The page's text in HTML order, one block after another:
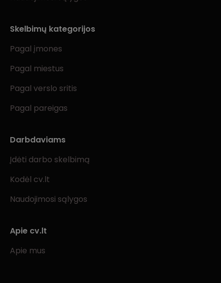
Skelbimų kategorijos
Pagal įmones
Pagal miestus
Pagal verslo sritis
Pagal pareigas
Darbdaviams
Įdėti darbo skelbimą
Kodėl cv.lt
Naudojimosi sąlygos
Apie cv.lt
Apie mus